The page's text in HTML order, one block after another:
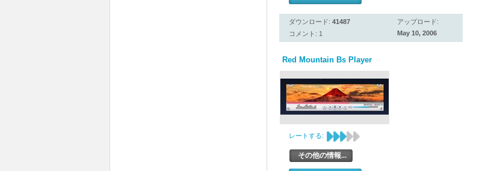
ダウンロード: 41487
コメント: 1
アップロード:
May 10, 2006
Red Mountain Bs Player
レートする:
その他の情報...